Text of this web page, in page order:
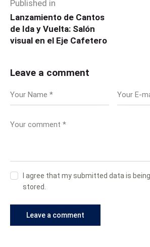
Published in
Lanzamiento de Cantos
de Ida y Vuelta: Salón
visual en el Eje Cafetero
Leave a comment
I agree that my submitted data is
stored.